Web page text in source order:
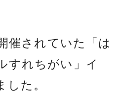
催されていた「は
すれちがい」イ
た。